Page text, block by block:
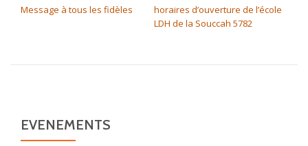
Message à tous les fidèles
horaires d’ouverture de l’école
LDH de la Souccah 5782
EVENEMENTS